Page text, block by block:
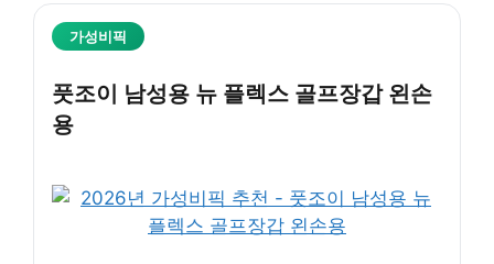
가성비픽
풋조이 남성용 뉴 플렉스 골프장갑 왼손
용